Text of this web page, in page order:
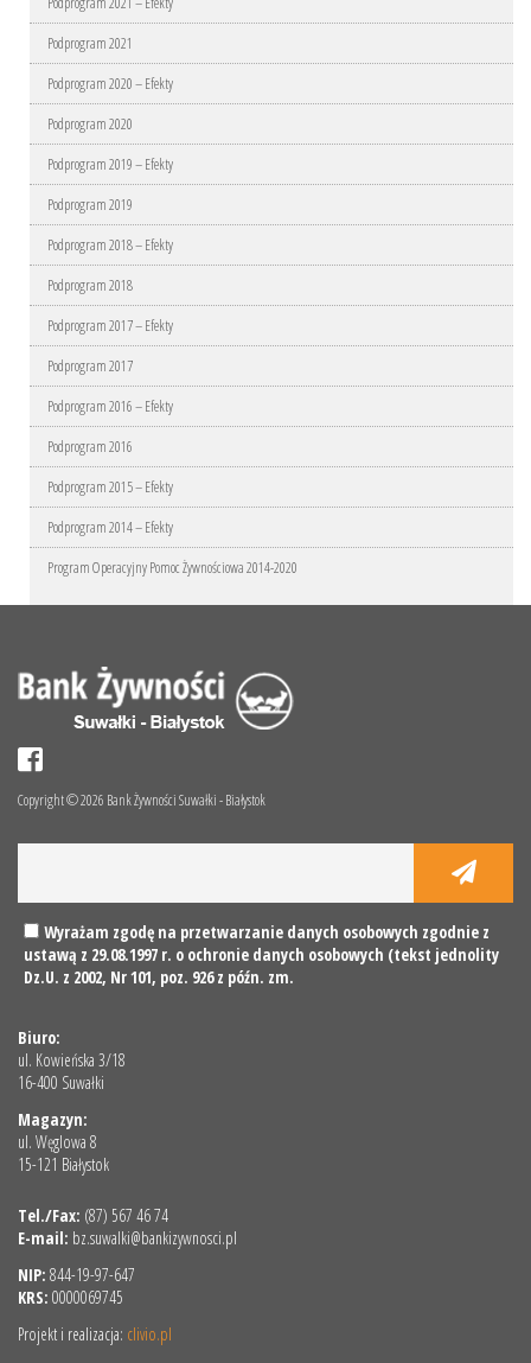
Podprogram 2021
Podprogram 2020 – Efekty
Podprogram 2020
Podprogram 2019 – Efekty
Podprogram 2019
Podprogram 2018 – Efekty
Podprogram 2018
Podprogram 2017 – Efekty
Podprogram 2017
Podprogram 2016 – Efekty
Podprogram 2016
Podprogram 2015 – Efekty
Podprogram 2014 – Efekty
Program Operacyjny Pomoc Żywnościowa 2014-2020
Copyright © 2026 Bank Żywności Suwałki - Białystok
Wyrażam zgodę na przetwarzanie danych osobowych zgodnie z
ustawą z 29.08.1997 r. o ochronie danych osobowych (tekst jednolity
Dz.U. z 2002, Nr 101, poz. 926 z późn. zm.
Biuro:
ul. Kowieńska 3/18
16-400 Suwałki
Magazyn:
ul. Węglowa 8
15-121 Białystok
Tel./Fax: (87) 567 46 74
E-mail: bz.suwalki@bankizywnosci.pl
NIP: 844-19-97-647
KRS: 0000069745
Projekt i realizacja: clivio.pl